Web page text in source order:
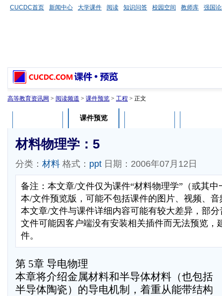
CUCDC首页 新闻中心 大学课件 阅读 知识问答 校园空间 教师库 强国
高等教育资讯网 > 阅读频道 > 课件预览 > 工程 > 正文
课件预览
材料物理学：5
分类： 材料 格式： ppt 日期：2006年07月12日
备注：本文章/文件仅为课件“材料物理学”（或其
本/文件预览版，可能不包括课件的图片、视频、
本文章/文件与课件详细内容可能有较大差异，部
文件可能因客户端没有安装相关插件而无法预览，
件。
第 5章 导电物理
本章将介绍金属材料和半导体材料（也包括
半导体陶瓷）的导电机制，着重从能带结构